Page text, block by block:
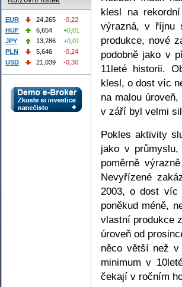
klesl na
výrazná, v říjnu
produkce, nové
podobně jako v
11leté historii.
klesl, o dost víc
na malou
v září byl velmi
Pokles aktivity
jako v
poměrně
Nevyřízené
2003, o dost
poněkud méně,
vlastní produkce
úroveň od
něco větší než
minimum v
čekají v ročním
EUR 24,265
-0,22
HUF
6,654
+0,01
JPY
13,286
+0,01
PLN
5,646
-0,24
USD
21,039 -0,30